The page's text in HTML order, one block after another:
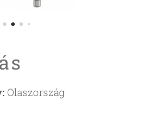
Olaszország